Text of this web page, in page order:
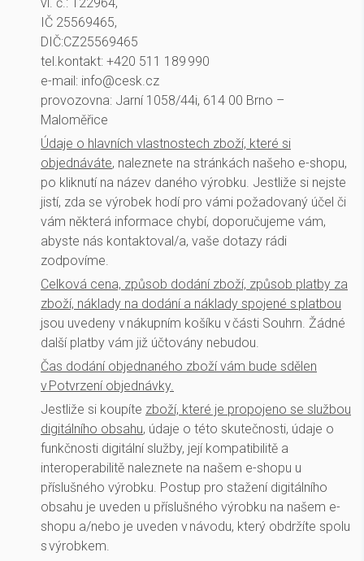
IČ 25569465,
DIČ:CZ25569465
tel.kontakt: +420 511 189 990
e-mail: info@cesk.cz
provozovna: Jarní 1058/44i, 614 00 Brno –
Maloměřice
Údaje o hlavních vlastnostech zboží, které si
objednáváte, naleznete na stránkách našeho e-shopu,
po kliknutí na název daného výrobku. Jestliže si nejste
jistí, zda se výrobek hodí pro vámi požadovaný účel či
vám některá informace chybí, doporučujeme vám,
abyste nás kontaktoval/a, vaše dotazy rádi
zodpovíme.
Celková cena, způsob dodání zboží, způsob platby za
zboží, náklady na dodání a náklady spojené s platbou
jsou uvedeny v nákupním košíku v části Souhrn. Žádné
další platby vám již účtovány nebudou.
Čas dodání objednaného zboží vám bude sdělen
v Potvrzení objednávky.
Jestliže si koupíte zboží, které je propojeno se službou
digitálního obsahu, údaje o této skutečnosti, údaje o
funkčnosti digitální služby, její kompatibilitě a
interoperabilitě naleznete na našem e-shopu u
příslušného výrobku. Postup pro stažení digitálního
obsahu je uveden u příslušného výrobku na našem e-
shopu a/nebo je uveden v návodu, který obdržíte spolu
s výrobkem.